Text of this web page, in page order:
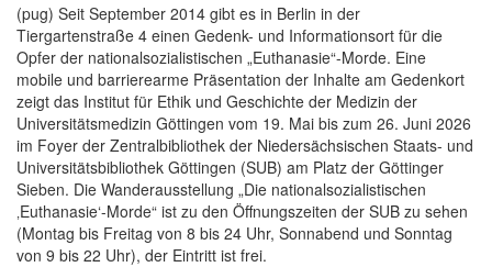
(pug) Seit September 2014 gibt es in Berlin in der
Tiergartenstraße 4 einen Gedenk- und Informationsort für die
Opfer der nationalsozialistischen „Euthanasie“-Morde. Eine
mobile und barrierearme Präsentation der Inhalte am Gedenkort
zeigt das Institut für Ethik und Geschichte der Medizin der
Universitätsmedizin Göttingen vom 19. Mai bis zum 26. Juni 2026
im Foyer der Zentralbibliothek der Niedersächsischen Staats- und
Universitätsbibliothek Göttingen (SUB) am Platz der Göttinger
Sieben. Die Wanderausstellung „Die nationalsozialistischen
‚Euthanasie‘-Morde“ ist zu den Öffnungszeiten der SUB zu sehen
(Montag bis Freitag von 8 bis 24 Uhr, Sonnabend und Sonntag
von 9 bis 22 Uhr), der Eintritt ist frei.